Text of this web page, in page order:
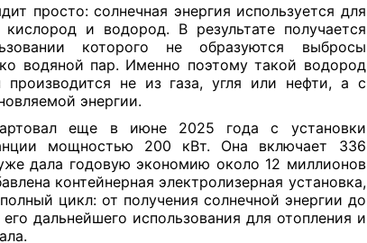
просто: солнечная энергия используется для
и водород. В результате получается
которого не образуются выбросы
водяной пар. Именно поэтому такой водород
производится не из газа, угля или нефти, а с
энергии.
еще в июне 2025 года с установки
мощностью 200 кВт. Она включает 336
дала годовую экономию около 12 миллионов
контейнерная электролизерная установка,
цикл: от получения солнечной энергии до
дальнейшего использования для отопления и